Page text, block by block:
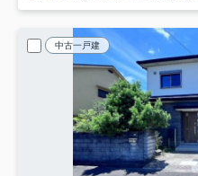
中古一戸建